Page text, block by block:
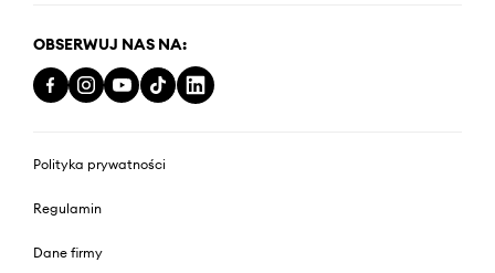
OBSERWUJ NAS NA:
Polityka prywatności
Regulamin
Dane firmy